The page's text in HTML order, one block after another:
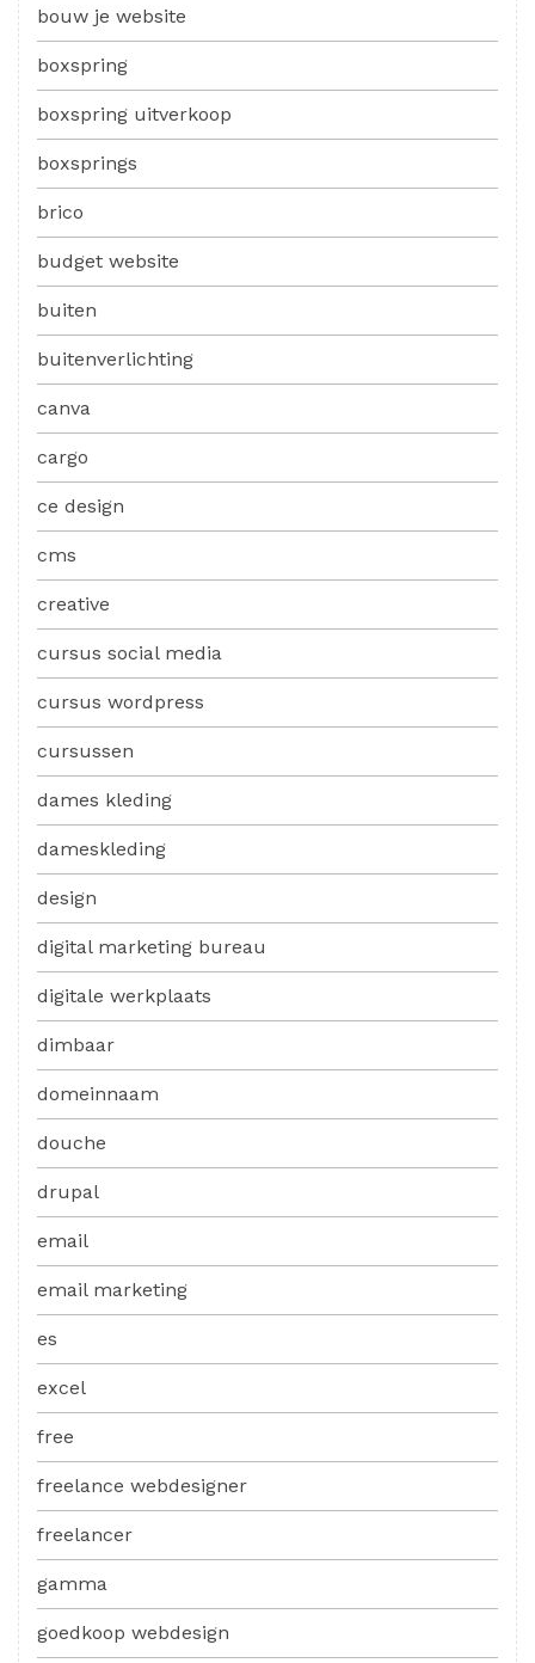
bouw je website
boxspring
boxspring uitverkoop
boxsprings
brico
budget website
buiten
buitenverlichting
canva
cargo
ce design
cms
creative
cursus social media
cursus wordpress
cursussen
dames kleding
dameskleding
design
digital marketing bureau
digitale werkplaats
dimbaar
domeinnaam
douche
drupal
email
email marketing
es
excel
free
freelance webdesigner
freelancer
gamma
goedkoop webdesign